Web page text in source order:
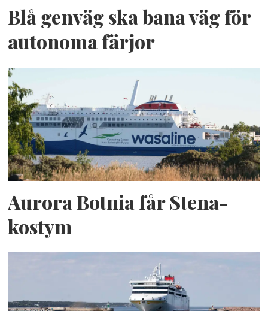
Blå genväg ska bana väg för
autonoma färjor
Aurora Botnia får Stena-
kostym